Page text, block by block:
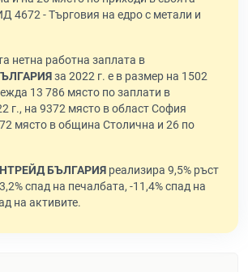
4672 - Търговия на едро с метали и
нетна работна заплата в
за 2022 г. е в размер на 1502
13 786 място по заплати в
г., на 9372 място в област София
място в община Столична и 26 по
БЪЛГАРИЯ реализира 9,5% ръст
спад на печалбата, -11,4% спад на
на активите.